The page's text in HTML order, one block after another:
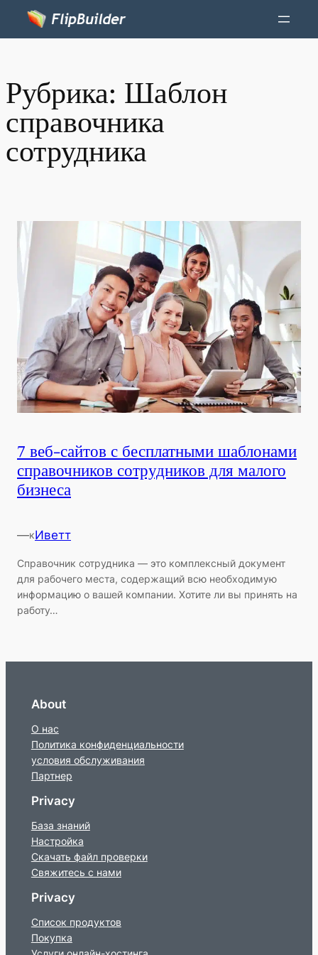
Рубрика: Шаблон
справочника
сотрудника
7 веб-сайтов с бесплатными шаблонами
справочников сотрудников для малого
бизнеса
—кИветт
Справочник сотрудника — это комплексный документ
для рабочего места, содержащий всю необходимую
информацию о вашей компании. Хотите ли вы принять на
работу…
About
О нас
Политика конфиденциальности
условия обслуживания
Партнер
Privacy
База знаний
Настройка
Скачать файл проверки
Свяжитесь с нами
Privacy
Список продуктов
Покупка